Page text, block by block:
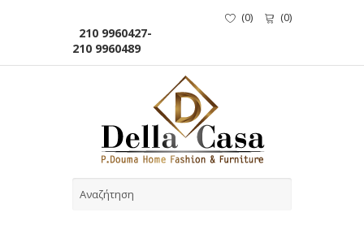
210 9960427-
210 9960489
(0) (0)